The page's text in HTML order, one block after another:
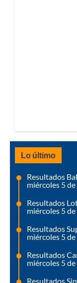
Lo último
Resultados
miércoles 5
Resultados
miércoles 5
Resultados
miércoles 5
Resultados
miércoles 5
Resultados